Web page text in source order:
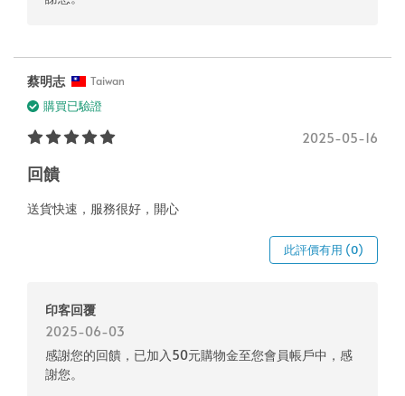
蔡明志 Taiwan
購買已驗證
2025-05-16
回饋
送貨快速，服務很好，開心
此評價有用 (0)
印客回覆
2025-06-03
感謝您的回饋，已加入50元購物金至您會員帳戶中，感
謝您。